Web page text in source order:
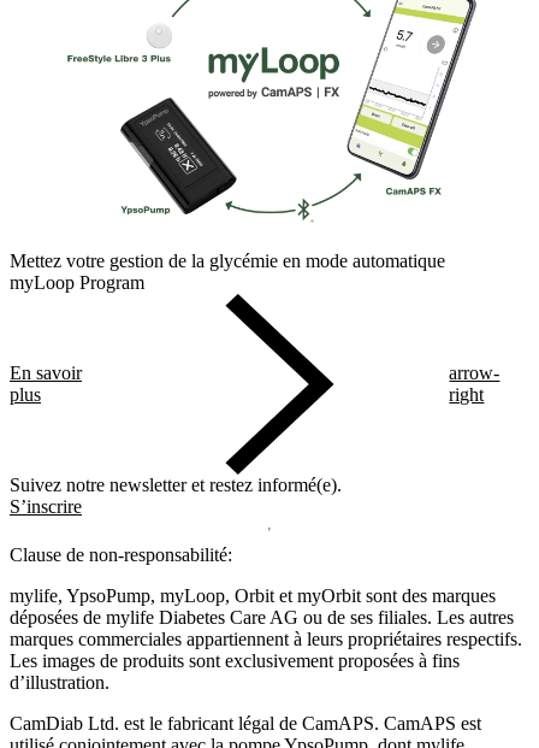
Mettez votre gestion de la glycémie en mode automatique
myLoop Program
En savoir
plus
arrow-
right
Suivez notre newsletter et restez informé(e).
S’inscrire
Clause de non-responsabilité:
mylife, YpsoPump, myLoop, Orbit et myOrbit sont des marques
déposées de mylife Diabetes Care AG ou de ses filiales. Les autres
marques commerciales appartiennent à leurs propriétaires respectifs.
Les images de produits sont exclusivement proposées à fins
d’illustration.
CamDiab Ltd. est le fabricant légal de CamAPS. CamAPS est